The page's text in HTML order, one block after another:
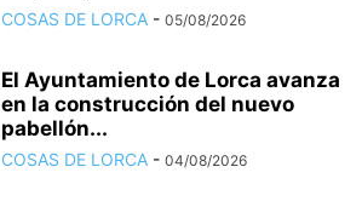
COSAS DE LORCA - 05/08/2026
El Ayuntamiento de Lorca avanza
en la construcción del nuevo
pabellón...
COSAS DE LORCA - 04/08/2026